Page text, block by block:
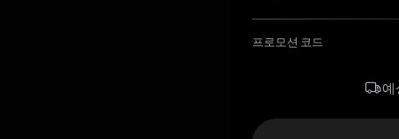
프로모션 코드
예